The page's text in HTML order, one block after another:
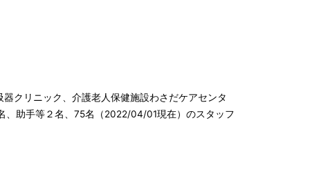
クリニック、介護老人保健施設わさだケアセンタ
、助手等２名、75名（2022/04/01現在）のスタッフ